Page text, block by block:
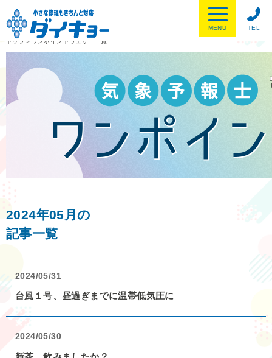
TEL
MENU
トップ ＞ ワンポイントウェザー一覧
2024年05月の
記事一覧
2024/05/31
台風１号、昼過ぎまでに温帯低気圧に
2024/05/30